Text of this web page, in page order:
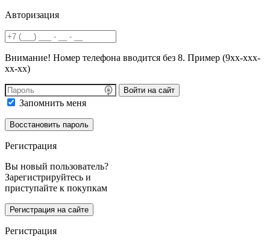
Авторизация
Внимание! Номер телефона вводится без 8. Пример (9хх-ххх-
хх-хх)
Войти на сайт
Запомнить меня
Регистрация
Вы новый пользователь?
Зарегистрируйтесь и
приступайте к покупкам
Регистрация